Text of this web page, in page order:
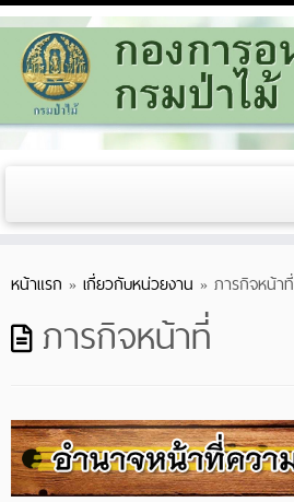
toหน้าแรก » เกี่ยวกับหน่วยงาน » ภารกิจหน้าที่
ภารกิจหน้าที่